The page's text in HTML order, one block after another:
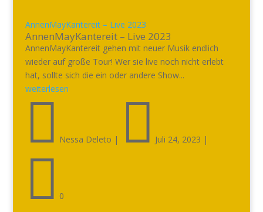
AnnenMayKantereit – Live 2023
AnnenMayKantereit – Live 2023
AnnenMayKantereit gehen mit neuer Musik endlich
wieder auf große Tour! Wer sie live noch nicht erlebt
hat, sollte sich die ein oder andere Show...
weiterlesen
 Nessa Deleto |  Juli 24, 2023 |
 0